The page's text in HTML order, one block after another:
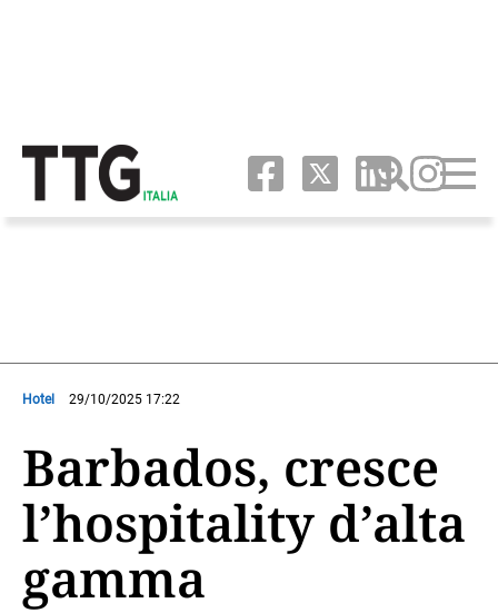
Hotel 29/10/2025 17:22
Barbados, cresce
l’hospitality d’alta
gamma